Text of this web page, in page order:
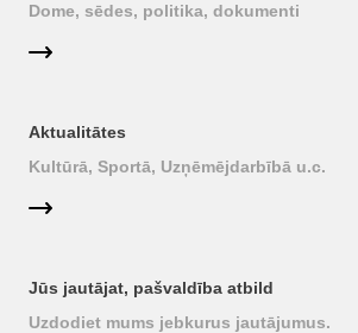
Dome, sēdes, politika, dokumenti
Aktualitātes
Kultūrā, Sportā, Uzņēmējdarbībā u.c.
Jūs jautājat, pašvaldība atbild
Uzdodiet mums jebkurus jautājumus.